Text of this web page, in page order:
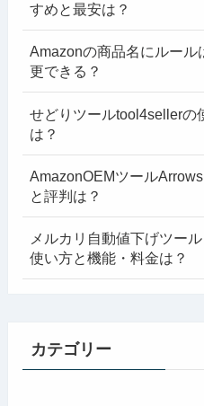
すめと最安は？
Amazonの商品名にルー
更できる？
せどりツールtool4sellerの
は？
AmazonOEMツール
と評判は？
メルカリ自動値下げツー
使い方と機能・料金は？
カテゴリー